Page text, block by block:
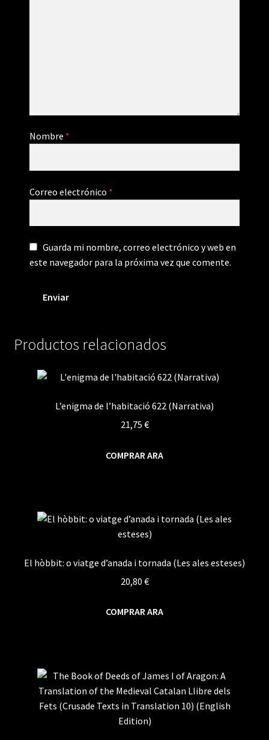
Nombre *
Correo electrónico *
Guarda mi nombre, correo electrónico y web en
este navegador para la próxima vez que comente.
Productos relacionados
L’enigma de l’habitació 622 (Narrativa)
21,75 €
COMPRAR ARA
El hòbbit: o viatge d’anada i tornada (Les ales esteses)
20,80 €
COMPRAR ARA